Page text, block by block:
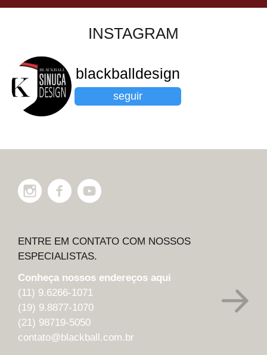
INSTAGRAM
blackballdesign
seguir
ENTRE EM CONTATO COM NOSSOS
ESPECIALISTAS.
Conheça nossos endereços aqui
(11) 9.6266-1071
(19) 9.8877-1070
(21) 98719-5050
contato@blackball.com.br